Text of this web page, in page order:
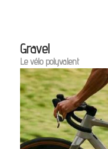
Gravel
Le vélo polyvalent